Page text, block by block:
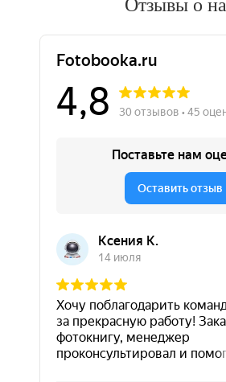
Отзывы о